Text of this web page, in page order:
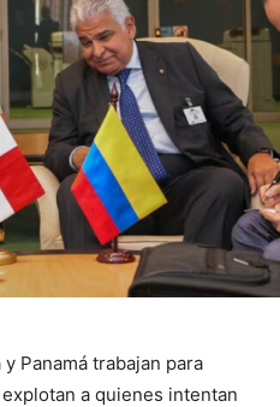
Panamá trabajan para
a quienes intentan